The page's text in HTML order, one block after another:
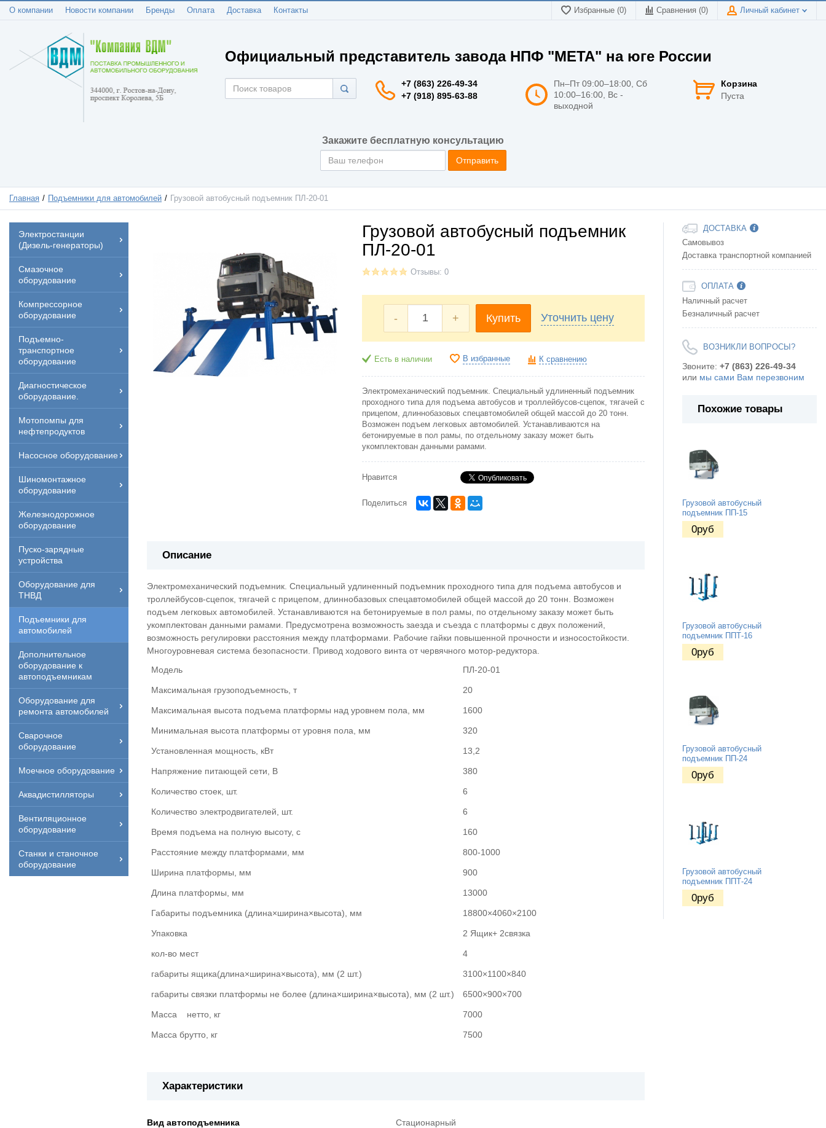
О компании Новости компании Бренды Оплата Доставка Контакты Избранные (0) Сравнения (0) Личный кабинет
Официальный представитель завода НПФ "МЕТА" на юге России
+7 (863) 226-49-34
+7 (918) 895-63-88
Пн–Пт 09:00–18:00, Сб
10:00–16:00, Вс -
выходной
Корзина
Пуста
Закажите бесплатную консультацию
Отправить
Главная Подъемники для автомобилей Грузовой автобусный подъемник ПЛ-20-01
Электростанции
(Дизель-генераторы)
Смазочное
оборудование
Компрессорное
оборудование
Подъемно-
транспортное
оборудование
Диагностическое
оборудование.
Мотопомпы для
нефтепродуктов
Насосное оборудование
Шиномонтажное
оборудование
Железнодорожное
оборудование
Пуско-зарядные
устройства
Оборудование для
ТНВД
Подъемники для
автомобилей
Дополнительное
оборудование к
автоподъемникам
Оборудование для
ремонта автомобилей
Сварочное
оборудование
Моечное оборудование
Аквадистилляторы
Вентиляционное
оборудование
Станки и станочное
оборудование
Грузовой автобусный подъемник
ПЛ-20-01
Отзывы: 0
- + Купить Уточнить цену
Есть в наличии В избранные К сравнению
Электромеханический подъемник. Специальный удлиненный подъемник
проходного типа для подъема автобусов и троллейбусов-сцепок, тягачей с
прицепом, длиннобазовых спецавтомобилей общей массой до 20 тонн.
Возможен подъем легковых автомобилей. Устанавливаются на
бетонируемые в пол рамы, по отдельному заказу может быть
укомплектован данными рамами.
Нравится
Поделиться
Описание
Электромеханический подъемник. Специальный удлиненный подъемник проходного типа для подъема автобусов и
троллейбусов-сцепок, тягачей с прицепом, длиннобазовых спецавтомобилей общей массой до 20 тонн. Возможен
подъем легковых автомобилей. Устанавливаются на бетонируемые в пол рамы, по отдельному заказу может быть
укомплектован данными рамами. Предусмотрена возможность заезда и съезда с платформы с двух положений,
возможность регулировки расстояния между платформами. Рабочие гайки повышенной прочности и износостойкости.
Многоуровневая система безопасности. Привод ходового винта от червячного мотор-редуктора.
Модель
ПЛ-20-01
Максимальная грузоподъемность, т 20
Максимальная высота подъема платформы над уровнем пола, мм 1600
Минимальная высота платформы от уровня пола, мм 320
Установленная мощность, кВт 13,2
Напряжение питающей сети, В 380
Количество стоек, шт. 6
Количество электродвигателей, шт. 6
Время подъема на полную высоту, с 160
Расстояние между платформами, мм 800-1000
Ширина платформы, мм 900
Длина платформы, мм 13000
Габариты подъемника (длина×ширина×высота), мм 18800×4060×2100
Упаковка 2 Ящик+ 2связка
кол-во мест 4
габариты ящика(длина×ширина×высота), мм (2 шт.) 3100×1100×840
габариты связки платформы не более (длина×ширина×высота), мм (2 шт.) 6500×900×700
Масса нетто, кг 7000
Масса брутто, кг 7500
Характеристики
Вид автоподъемника Стационарный
ДОСТАВКА
Самовывоз
Доставка транспортной компанией
ОПЛАТА
Наличный расчет
Безналичный расчет
ВОЗНИКЛИ ВОПРОСЫ?
Звоните: +7 (863) 226-49-34
или мы сами Вам перезвоним
Похожие товары
Грузовой автобусный
подъемник ПП-15
0руб
Грузовой автобусный
подъемник ППТ-16
0руб
Грузовой автобусный
подъемник ПП-24
0руб
Грузовой автобусный
подъемник ППТ-24
0руб